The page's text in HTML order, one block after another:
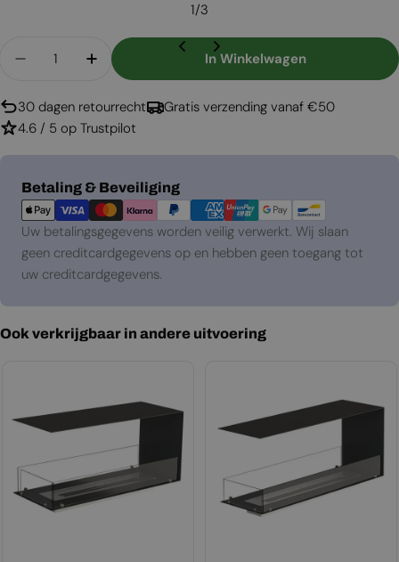
1/3
Aantal Verlagen Voor Foco Room Divider 800
Aantal Verhogen Voor Foco Room
In Winkelwagen
30 dagen retourrecht
Gratis verzending vanaf €50
4.6 / 5 op Trustpilot
Betaling & Beveiliging
Betaalmethoden
Uw betalingsgegevens worden veilig verwerkt. Wij slaan
geen creditcardgegevens op en hebben geen toegang tot
uw creditcardgegevens.
Ook verkrijgbaar in andere uitvoering